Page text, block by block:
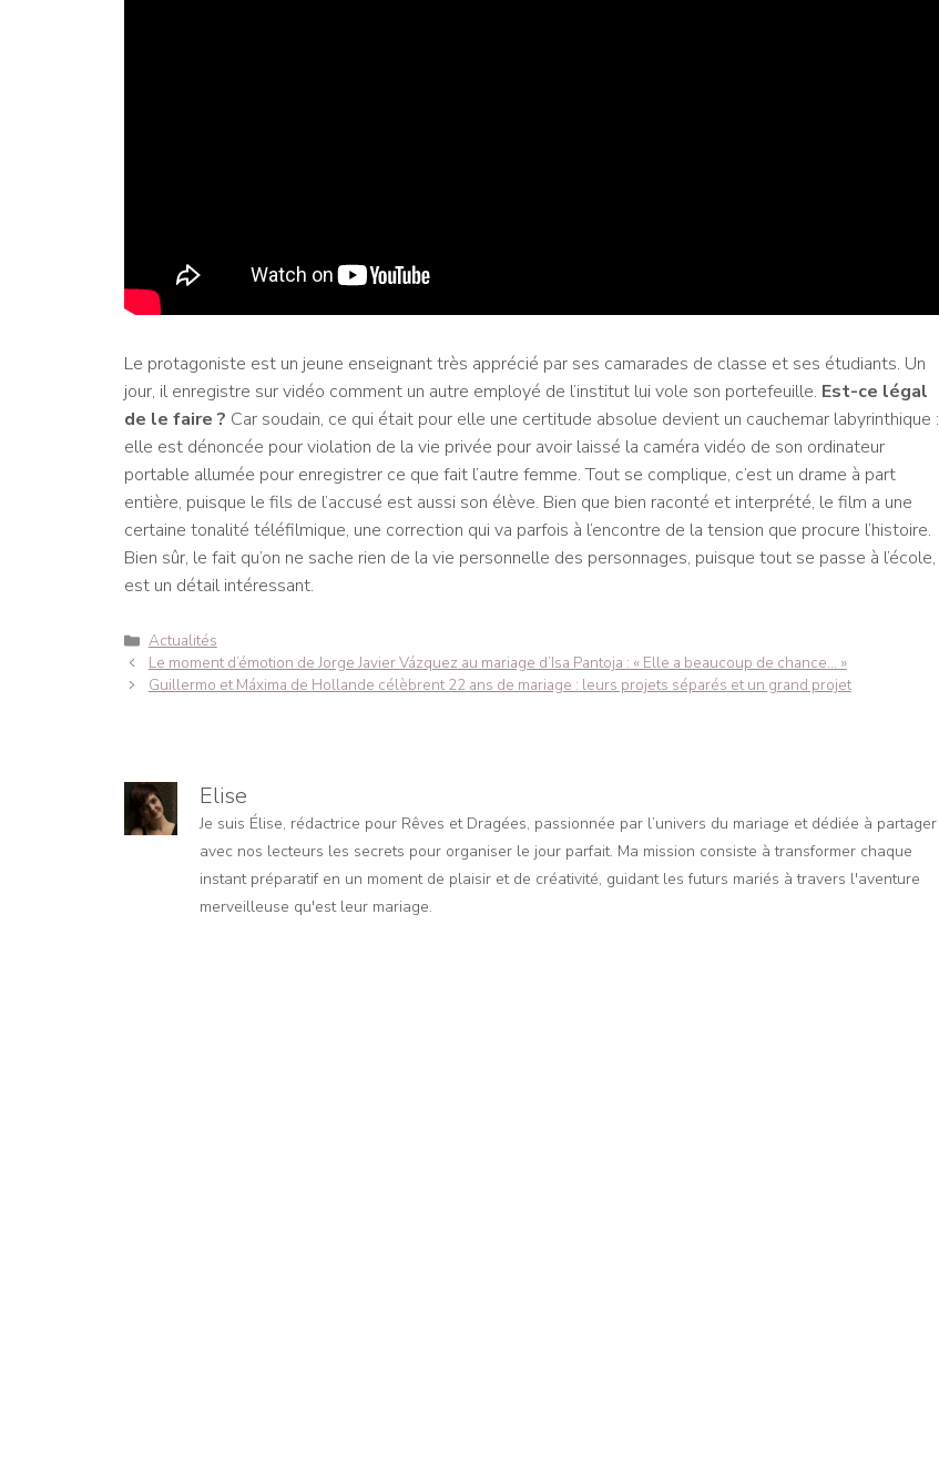
Le protagoniste est un jeune enseignant très apprécié par ses camarades de classe et ses étudiants. Un
jour, il enregistre sur vidéo comment un autre employé de l’institut lui vole son portefeuille. Est-ce légal
de le faire ? Car soudain, ce qui était pour elle une certitude absolue devient un cauchemar labyrinthique :
elle est dénoncée pour violation de la vie privée pour avoir laissé la caméra vidéo de son ordinateur
portable allumée pour enregistrer ce que fait l’autre femme. Tout se complique, c’est un drame à part
entière, puisque le fils de l’accusé est aussi son élève. Bien que bien raconté et interprété, le film a une
certaine tonalité téléfilmique, une correction qui va parfois à l’encontre de la tension que procure l’histoire.
Bien sûr, le fait qu’on ne sache rien de la vie personnelle des personnages, puisque tout se passe à l’école,
est un détail intéressant.
Catégories
Actualités
Navigation
des
Le moment d’émotion de Jorge Javier Vázquez au mariage d’Isa Pantoja : « Elle a beaucoup de chance… »
Guillermo et Máxima de Hollande célèbrent 22 ans de mariage : leurs projets séparés et un grand projet
Elise
Je suis Élise, rédactrice pour Rêves et Dragées, passionnée par l’univers du mariage et dédiée à partager
avec nos lecteurs les secrets pour organiser le jour parfait. Ma mission consiste à transformer chaque
instant préparatif en un moment de plaisir et de créativité, guidant les futurs mariés à travers l'aventure
merveilleuse qu'est leur mariage.